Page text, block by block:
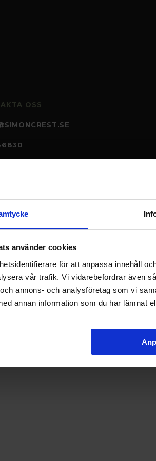
använder cookies
för att anpassa innehåll
vår trafik. Vi vidarebefordrar även
annons- och analysföretag som vi
annan information som du har lämnat
OSS